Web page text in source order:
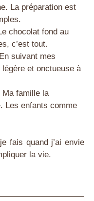
La préparation est
chocolat fond au
c’est tout.
suivant mes
et onctueuse à
famille la
Les enfants comme
fais quand j’ai envie
la vie.